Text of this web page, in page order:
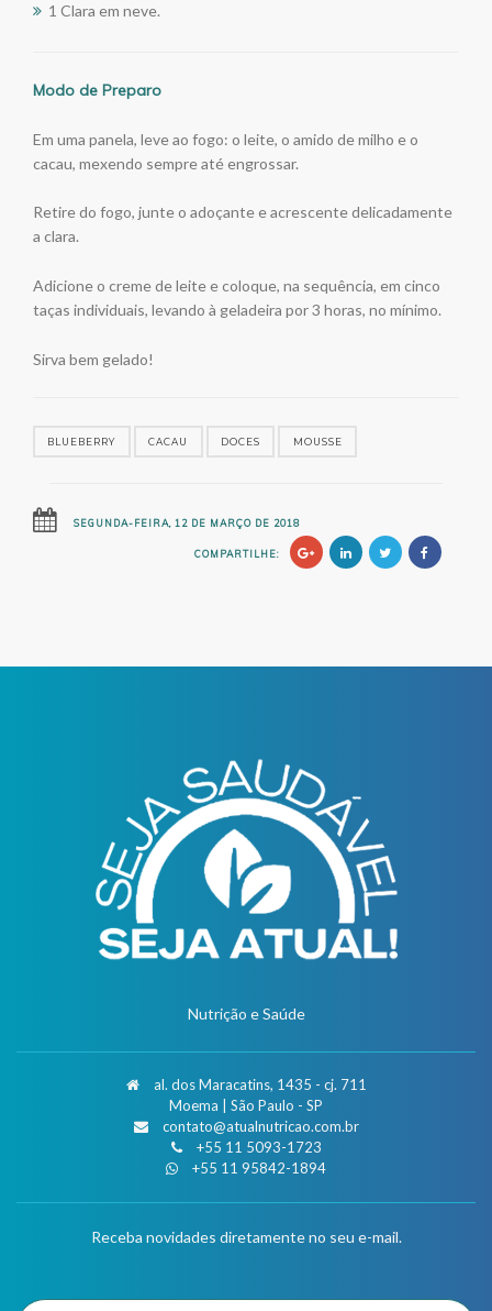
1 Clara em neve.
Modo de Preparo
Em uma panela, leve ao fogo: o leite, o amido de milho e o
cacau, mexendo sempre até engrossar.
Retire do fogo, junte o adoçante e acrescente delicadamente
a clara.
Adicione o creme de leite e coloque, na sequência, em cinco
taças individuais, levando à geladeira por 3 horas, no mínimo.
Sirva bem gelado!
BLUEBERRY CACAU DOCES MOUSSE
SEGUNDA-FEIRA, 12 DE MARÇO DE 2018
COMPARTILHE:
Nutrição e Saúde
al. dos Maracatins, 1435 - cj. 711
Moema | São Paulo - SP
contato@atualnutricao.com.br
+55 11 5093-1723
+55 11 95842-1894
Receba novidades diretamente no seu e-mail.